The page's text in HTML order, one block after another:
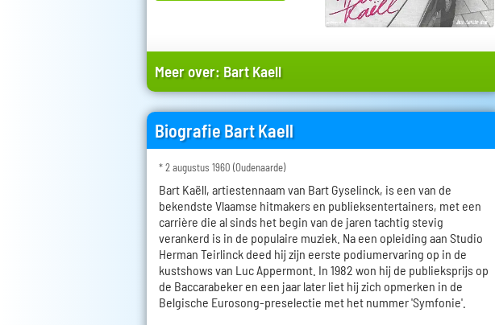
Meer over: Bart Kaell
Biografie Bart Kaell
* 2 augustus 1960 (Oudenaarde)
Bart Kaëll, artiestennaam van Bart Gyselinck, is een van de
bekendste Vlaamse hitmakers en publieksentertainers, met een
carrière die al sinds het begin van de jaren tachtig stevig
verankerd is in de populaire muziek. Na een opleiding aan Studio
Herman Teirlinck deed hij zijn eerste podiumervaring op in de
kustshows van Luc Appermont. In 1982 won hij de publieksprijs op
de Baccarabeker en een jaar later liet hij zich opmerken in de
Belgische Eurosong-preselectie met het nummer 'Symfonie'.